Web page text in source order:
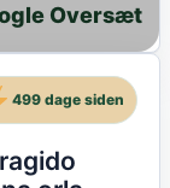
Oversæt
499 dage siden